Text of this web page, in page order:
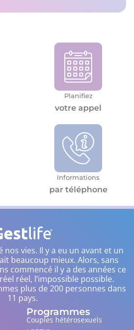
Planifiez
votre appel
Informations
par téléphone
nos vies. Il y a eu un avant et un
beaucoup mieux. Alors, sans
commencé il y a des années ce
réel, l’impossible possible.
plus de 200 personnes dans
11 pays.
Programmes
Couples hétérosexuels